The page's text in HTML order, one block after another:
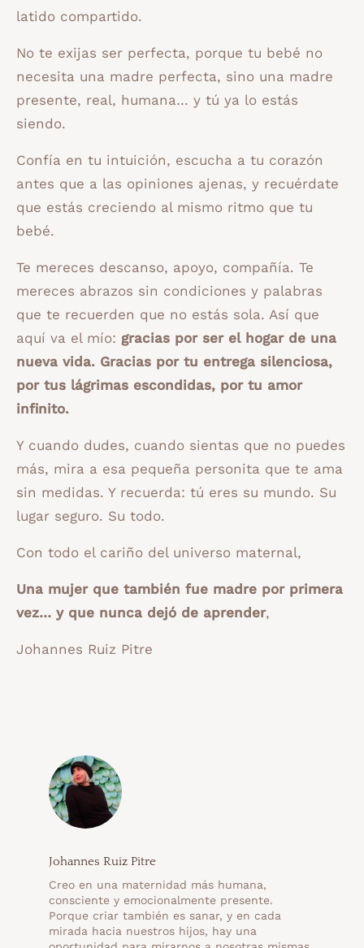
latido compartido.
No te exijas ser perfecta, porque tu bebé no
necesita una madre perfecta, sino una madre
presente, real, humana… y tú ya lo estás
siendo.
Confía en tu intuición, escucha a tu corazón
antes que a las opiniones ajenas, y recuérdate
que estás creciendo al mismo ritmo que tu
bebé.
Te mereces descanso, apoyo, compañía. Te
mereces abrazos sin condiciones y palabras
que te recuerden que no estás sola. Así que
aquí va el mío: gracias por ser el hogar de una
nueva vida. Gracias por tu entrega silenciosa,
por tus lágrimas escondidas, por tu amor
infinito.
Y cuando dudes, cuando sientas que no puedes
más, mira a esa pequeña personita que te ama
sin medidas. Y recuerda: tú eres su mundo. Su
lugar seguro. Su todo.
Con todo el cariño del universo maternal,
Una mujer que también fue madre por primera
vez… y que nunca dejó de aprender,
Johannes Ruiz Pitre
Johannes Ruiz Pitre
Creo en una maternidad más humana,
consciente y emocionalmente presente.
Porque criar también es sanar, y en cada
mirada hacia nuestros hijos, hay una